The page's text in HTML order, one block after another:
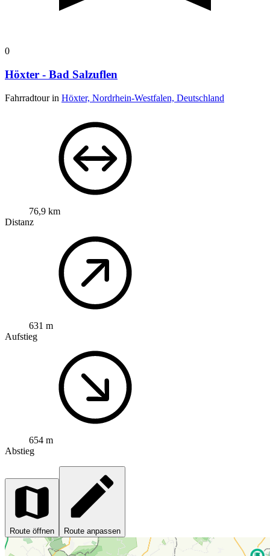
0
Höxter - Bad Salzuflen
Fahrradtour in Höxter, Nordrhein-Westfalen, Deutschland
76,9 km
Distanz
631 m
Aufstieg
654 m
Abstieg
Route öffnen Route anpassen